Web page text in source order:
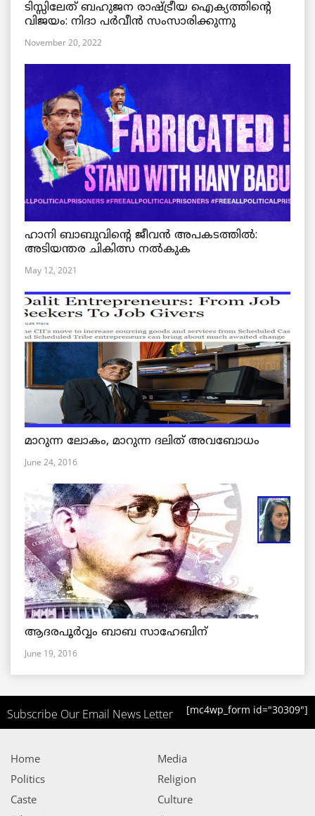
ടിസ്സിലേത് ബഹുജന രാഷ്ട്രീയ ഐക്യത്തിന്റെ
വിജയം: നിദാ പർവീൻ സംസാരിക്കുന്നു
November 20, 2022
ഹാനി ബാബുവിന്റെ ജീവൻ അപകടത്തിൽ:
അടിയന്തര ചികിത്സ നൽകുക
May 12, 2021
മാറുന്ന ലോകം, മാറുന്ന ദലിത് അവബോധം
June 24, 2016
ആദരപൂര്‍വ്വം ബാബ സാഹേബിന്
June 19, 2016
Subscribe Our Email News Letter [mc4wp_form id="30309"]
Home
Politics
Caste
Media
Religion
Culture